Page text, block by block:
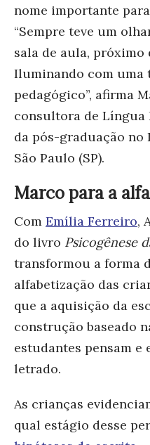
nome importante
“Sempre teve um
sala de aula, próximo
Iluminando com uma
pedagógico”, afirma
consultora de Língua
da pós-graduação
São Paulo (SP).
Marco para a
Com Emília Ferreiro,
do livro Psicogênese
transformou a forma
alfabetização das
que a aquisição da
construção baseado
estudantes pensam e
letrado.
As crianças
qual estágio desse